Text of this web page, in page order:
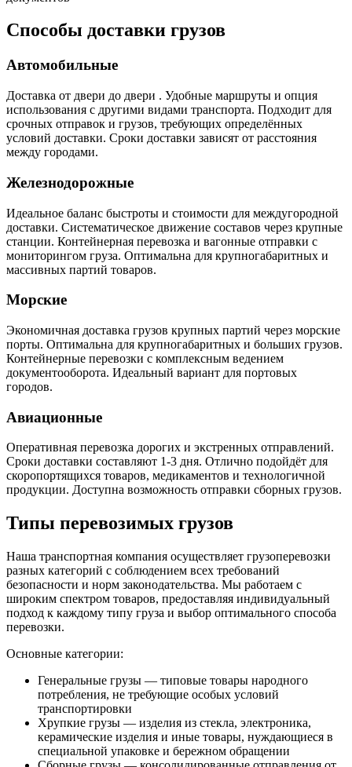
Способы доставки грузов
Автомобильные
Доставка от двери до двери . Удобные маршруты и опция
использования с другими видами транспорта. Подходит для
срочных отправок и грузов, требующих определённых
условий доставки. Сроки доставки зависят от расстояния
между городами.
Железнодорожные
Идеальное баланс быстроты и стоимости для междугородной
доставки. Систематическое движение составов через крупные
станции. Контейнерная перевозка и вагонные отправки с
мониторингом груза. Оптимальна для крупногабаритных и
массивных партий товаров.
Морские
Экономичная доставка грузов крупных партий через морские
порты. Оптимальна для крупногабаритных и больших грузов.
Контейнерные перевозки с комплексным ведением
документооборота. Идеальный вариант для портовых
городов.
Авиационные
Оперативная перевозка дорогих и экстренных отправлений.
Сроки доставки составляют 1-3 дня. Отлично подойдёт для
скоропортящихся товаров, медикаментов и технологичной
продукции. Доступна возможность отправки сборных грузов.
Типы перевозимых грузов
Наша транспортная компания осуществляет грузоперевозки
разных категорий с соблюдением всех требований
безопасности и норм законодательства. Мы работаем с
широким спектром товаров, предоставляя индивидуальный
подход к каждому типу груза и выбор оптимального способа
перевозки.
Основные категории:
Генеральные грузы — типовые товары народного
потребления, не требующие особых условий
транспортировки
Хрупкие грузы — изделия из стекла, электроника,
керамические изделия и иные товары, нуждающиеся в
специальной упаковке и бережном обращении